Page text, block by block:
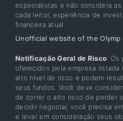
especialistas e não considera
cada leitor, experiência de
financeira atual.
Unofficial website of the Olymp
Notificação Geral de Risco: Os
oferecidos pela empresa listada
alto nível de risco e podem
seus fundos. Você deve
de correr o alto risco de perder
decidir negociar, você precisa
e levar em consideração seus